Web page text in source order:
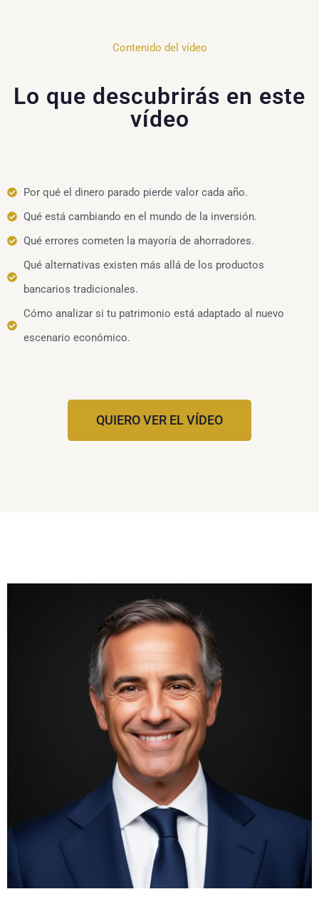
Contenido del vídeo
Lo que descubrirás en este
vídeo
Por qué el dinero parado pierde valor cada año.
Qué está cambiando en el mundo de la inversión.
Qué errores cometen la mayoría de ahorradores.
Qué alternativas existen más allá de los productos
bancarios tradicionales.
Cómo analizar si tu patrimonio está adaptado al nuevo
escenario económico.
QUIERO VER EL VÍDEO